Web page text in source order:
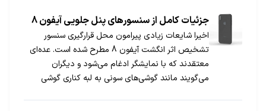
جزئیات کامل از سنسورهای پنل جلویی آیفون 8
اخیرا شایعات زیادی پیرامون محل قرارگیری سنسور
تشخیص اثر انگشت آیفون 8 مطرح شده است. عده‌ای
معتقدند که با نمایشگر ادغام می‌شود و دیگران
می‌گویند مانند گوشی‌های سونی به لبه کناری گوشی